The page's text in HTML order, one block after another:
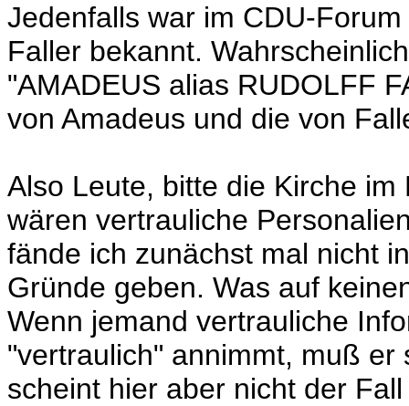
Jedenfalls war im CDU-
Faller bekannt.
"AMADEUS alias RUDOLFF
von Amadeus und die von
Also Leute, bitte die Kirche
wären vertrauliche
fände ich zunächst mal nicht
Gründe geben. Was auf
Wenn jemand vertrauliche
"vertraulich" annimmt, muß
scheint hier aber nicht der